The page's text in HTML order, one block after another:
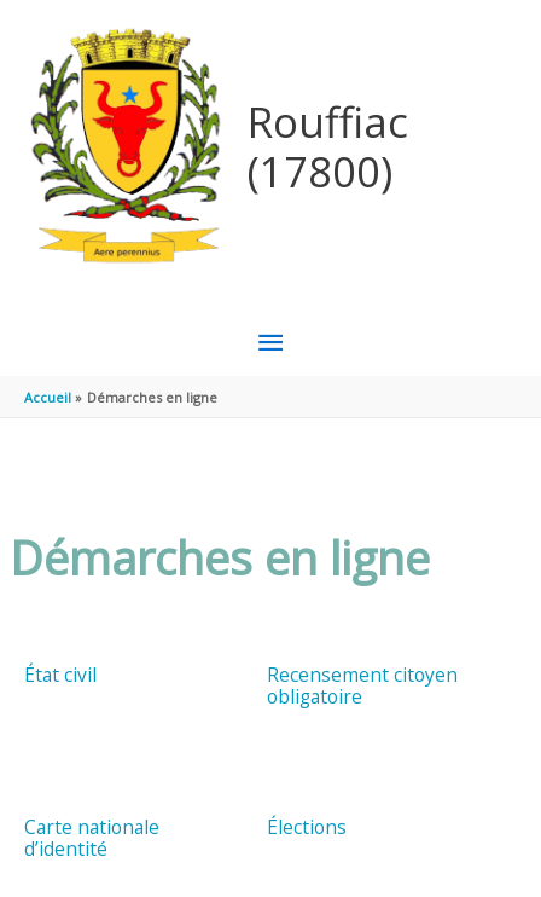
Rouffiac
(17800)
MENU
Accueil Démarches en ligne
Démarches en ligne
État civil
Recensement citoyen
obligatoire
Carte nationale
d’identité
Élections